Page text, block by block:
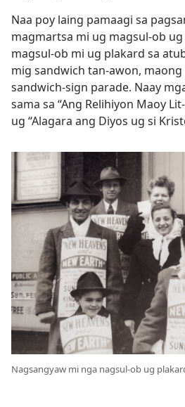
Naa poy laing pamaagi sa
magmartsa mi ug magsul-ob
magsul-ob mi ug plakard sa
mig sandwich tan-awon,
sandwich-sign parade. Naay
sama sa “Ang Relihiyon Maoy
ug “Alagara ang Diyos ug si
Nagsangyaw mi nga nagsul-ob ug